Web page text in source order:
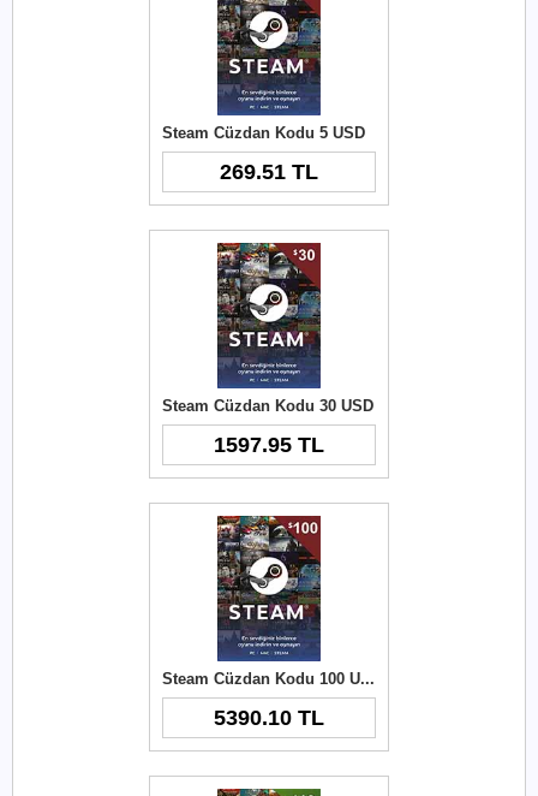
Steam Cüzdan Kodu 5 USD
269.51 TL
Steam Cüzdan Kodu 30 USD
1597.95 TL
Steam Cüzdan Kodu 100 USD
5390.10 TL